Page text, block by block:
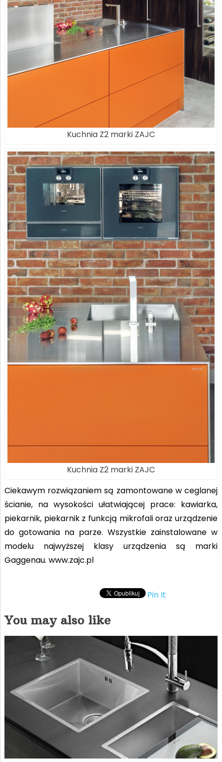
Kuchnia Z2 marki ZAJC
Kuchnia Z2 marki ZAJC
Ciekawym rozwiązaniem są zamontowane w ceglanej
ścianie, na wysokości ułatwiającej prace: kawiarka,
piekarnik, piekarnik z funkcją mikrofali oraz urządzenie
do gotowania na parze. Wszystkie zainstalowane w
modelu najwyższej klasy urządzenia są marki
Gaggenau. www.zajc.pl
Pin It
You may also like